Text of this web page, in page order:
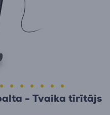
- Tvaika tīrītājs